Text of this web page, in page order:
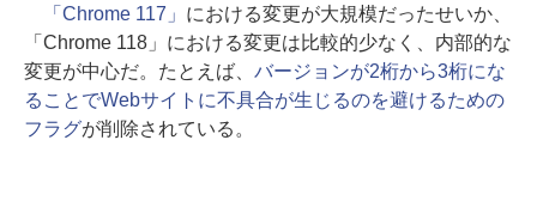
「Chrome 117」 における変更が大規模だったせいか、
「Chrome 118」における変更は比較的少なく、内部的な
変更が中心だ。たとえば、 バージョンが2桁から3桁にな
ることでWebサイトに不具合が生じるのを避けるための
フラグが削除されている。